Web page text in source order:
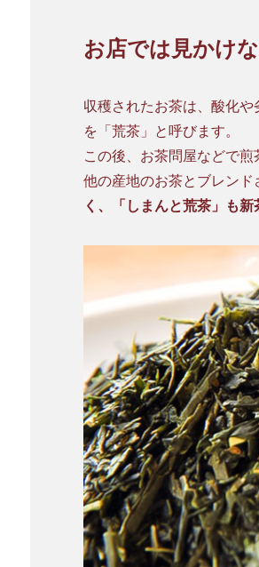
お店では見かけ
収穫されたお茶は、酸化
を「荒茶」と呼びます。
この後、お茶問屋などで
他の産地のお茶とブレンド
く、「しまんと荒茶」も